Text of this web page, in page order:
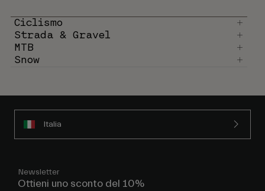
Ciclismo
Strada & Gravel
MTB
Snow
Italia
Newsletter
Ottieni uno sconto del 10%